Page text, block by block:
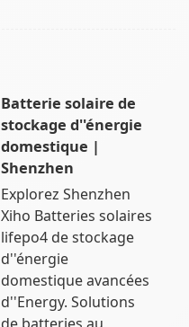
Batterie solaire de
stockage d''énergie
domestique |
Shenzhen
Explorez Shenzhen
Xiho Batteries solaires
lifepo4 de stockage
d''énergie
domestique avancées
d''Energy. Solutions